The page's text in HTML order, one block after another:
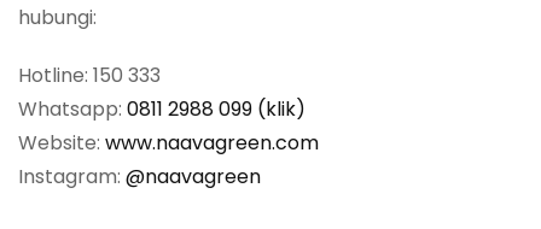
hubungi:
Hotline: 150 333
Whatsapp: 0811 2988 099 (klik)
Website: www.naavagreen.com
Instagram: @naavagreen